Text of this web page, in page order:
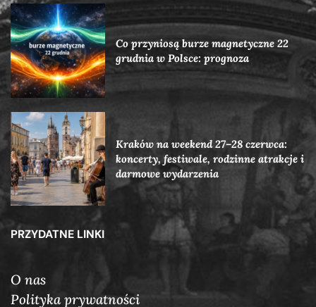
Co przyniosą burze magnetyczne 22
grudnia w Polsce: prognoza
Kraków na weekend 27–28 czerwca:
koncerty, festiwale, rodzinne atrakcje i
darmowe wydarzenia
PRZYDATNE LINKI
O nas
Polityka prywatności